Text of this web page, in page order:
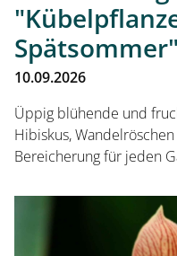
Spätsommer"
10.09.2026
Üppig blühende und
Hibiskus,
Bereicherung für jeden